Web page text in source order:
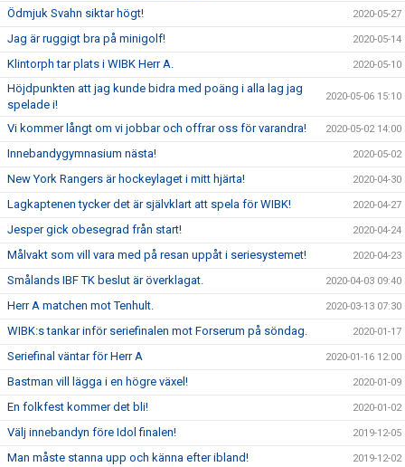
Ödmjuk Svahn siktar högt! 2020-05-27
Jag är ruggigt bra på minigolf! 2020-05-14
Klintorph tar plats i WIBK Herr A. 2020-05-10
Höjdpunkten att jag kunde bidra med poäng i alla lag jag
spelade i!
2020-05-06 15:10
Vi kommer långt om vi jobbar och offrar oss för varandra! 2020-05-02 14:00
Innebandygymnasium nästa! 2020-05-02
New York Rangers är hockeylaget i mitt hjärta! 2020-04-30
Lagkaptenen tycker det är självklart att spela för WIBK! 2020-04-27
Jesper gick obesegrad från start! 2020-04-24
Målvakt som vill vara med på resan uppåt i seriesystemet! 2020-04-23
Smålands IBF TK beslut är överklagat. 2020-04-03 09:40
Herr A matchen mot Tenhult. 2020-03-13 07:30
WIBK:s tankar inför seriefinalen mot Forserum på söndag. 2020-01-17
Seriefinal väntar för Herr A 2020-01-16 12:00
Bastman vill lägga i en högre växel! 2020-01-09
En folkfest kommer det bli! 2020-01-02
Välj innebandyn före Idol finalen! 2019-12-05
Man måste stanna upp och känna efter ibland! 2019-12-02